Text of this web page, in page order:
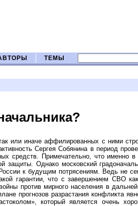
ТЕМЫ
или иначе аффилированных с ними
Сергея Собянина в период
средств. Примечательно, что именно в
защиты. Однако московский
к будущим потрясениям. Ведь не
гарантии, что с завершением СВО
против мирного населения в
прогнозов разрастания конфликта
который является очень